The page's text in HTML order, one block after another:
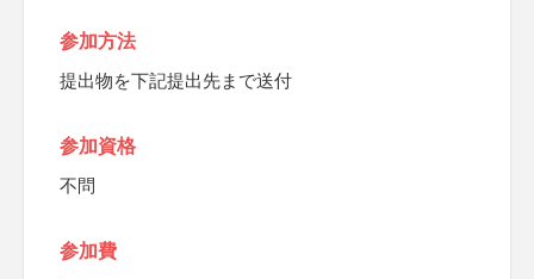
参加方法
提出物を下記提出先まで送付
参加資格
不問
参加費